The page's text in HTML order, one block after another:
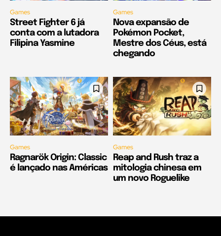
Games
Street Fighter 6 já
conta com a lutadora
Filipina Yasmine
Games
Nova expansão de
Pokémon Pocket,
Mestre dos Céus, está
chegando
Games
Ragnarök Origin: Classic
é lançado nas Américas
Games
Reap and Rush traz a
mitologia chinesa em
um novo Roguelike